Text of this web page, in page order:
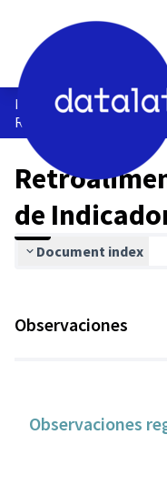
Indicadores
Retroalimentación al
de
Document index
Observaciones
Observaciones